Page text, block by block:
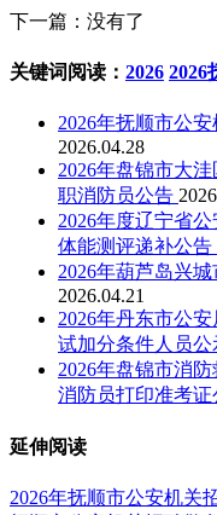
下一篇：没有了
关键词阅读： 2026 2026
2026年抚顺市公
2026.04.28
2026年盘锦市大
职消防员公告
2026年度辽宁省
体能测评递补公告
2026年葫芦岛兴
2026.04.21
2026年丹东市公
试加分条件人员公
2026年盘锦市消
消防员打印准考证
延伸阅读
2026年抚顺市公安机关